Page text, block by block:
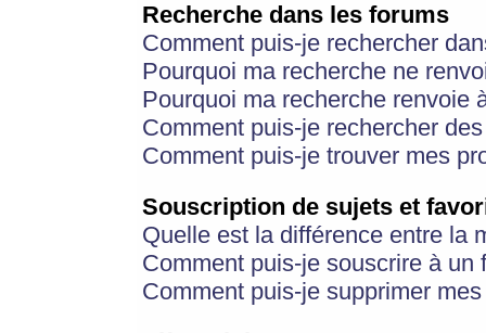
Recherche dans les forums
Comment puis-je rechercher
Pourquoi ma recherche ne
Pourquoi ma recherche renvoie
Comment puis-je rechercher
Comment puis-je trouver mes
Souscription de sujets et
Quelle est la différence entre la
Comment puis-je souscrire à
Comment puis-je supprimer